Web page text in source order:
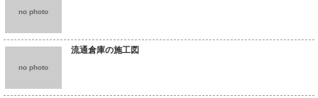
no photo
no photo
流通倉庫の施工図